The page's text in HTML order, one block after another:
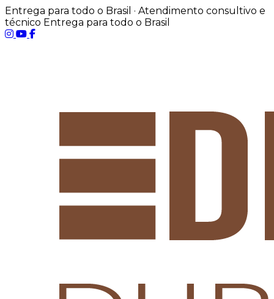
Entrega para todo o Brasil · Atendimento consultivo e
técnico Entrega para todo o Brasil